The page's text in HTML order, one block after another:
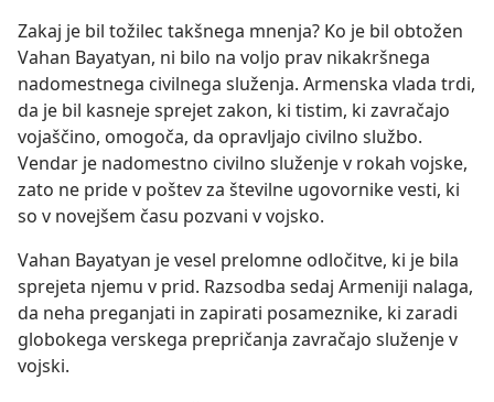
Zakaj je bil tožilec takšnega mnenja? Ko je bil obtožen
Vahan Bayatyan, ni bilo na voljo prav nikakršnega
nadomestnega civilnega služenja. Armenska vlada trdi,
da je bil kasneje sprejet zakon, ki tistim, ki zavračajo
vojaščino, omogoča, da opravljajo civilno službo.
Vendar je nadomestno civilno služenje v rokah vojske,
zato ne pride v poštev za številne ugovornike vesti, ki
so v novejšem času pozvani v vojsko.
Vahan Bayatyan je vesel prelomne odločitve, ki je bila
sprejeta njemu v prid. Razsodba sedaj Armeniji nalaga,
da neha preganjati in zapirati posameznike, ki zaradi
globokega verskega prepričanja zavračajo služenje v
vojski.